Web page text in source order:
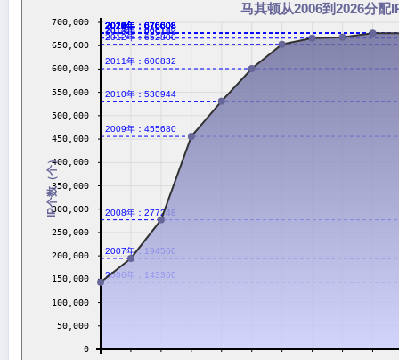
马其顿从2006到2026分配
2006年：143360
2007年：194560
2008年：277248
2009年：455680
2010年：530944
2011年：600832
2012年：652800
2013年：666112
2014年：668160
2016年：676608
2017年：676608
2018年：676608
2019年：676608
2020年：676608
2021年：676608
2022年：676608
2023年：676608
2024年：676608
2026年：676608
0
50,000
100,000
150,000
200,000
250,000
300,000
350,000
400,000
450,000
500,000
550,000
600,000
650,000
700,000
IP个数（个）